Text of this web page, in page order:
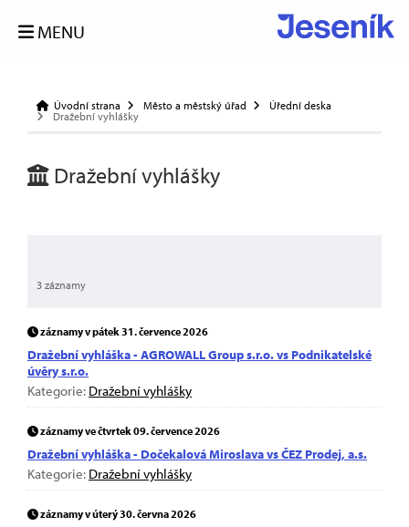
MENU
Úvodní strana Město a městský úřad
Úřední deska
Dražební vyhlášky
Dražební vyhlášky
3 záznamy
záznamy v pátek 31. července 2026
Dražební vyhláška - AGROWALL Group s.r.o. vs Podnikatelské
úvěry s.r.o.
Kategorie: Dražební vyhlášky
záznamy ve čtvrtek 09. července 2026
Dražební vyhláška - Dočekalová Miroslava vs ČEZ Prodej, a.s.
Kategorie: Dražební vyhlášky
záznamy v úterý 30. června 2026